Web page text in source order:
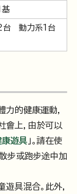
基
台 動力系1台
的健康運動，
社會上，由於可以
康遊具 」。請在使
步或跑步途中加
具混合。此外，